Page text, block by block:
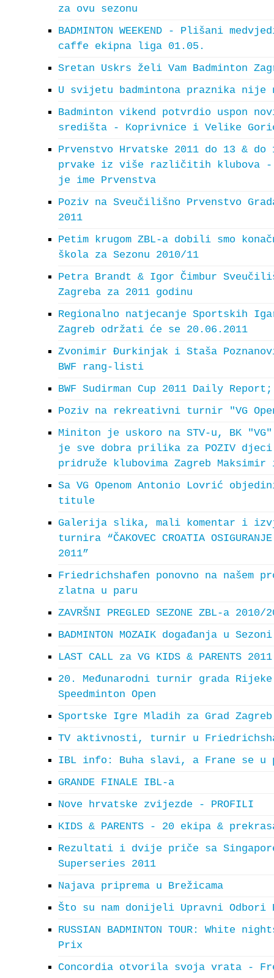
za ovu sezonu
BADMINTON WEEKEND - Plišani
caffe ekipna liga 01.05.
Sretan Uskrs želi Vam Badminton
U svijetu badmintona praznika
Badminton vikend potvrdio uspon
središta - Koprivnice i Velike
Prvenstvo Hrvatske 2011 do 13 &
prvake iz više različitih klubova -
je ime Prvenstva
Poziv na Sveučilišno Prvenstvo
2011
Petim krugom ZBL-a dobili smo
škola za Sezonu 2010/11
Petra Brandt & Igor Čimbur
Zagreba za 2011 godinu
Regionalno natjecanje Sportskih
Zagreb održati će se 20.06.2011
Zvonimir Đurkinjak i Staša
BWF rang-listi
BWF Sudirman Cup 2011 Daily
Poziv na rekreativni turnir "VG
Miniton je uskoro na STV-u, BK
je sve dobra prilika za POZIV
pridruže klubovima Zagreb Maksimir
Sa VG Openom Antonio Lovrić
titule
Galerija slika, mali komentar i
turnira “ČAKOVEC CROATIA OSIGURANJE
2011”
Friedrichshafen ponovno na našem
zlatna u paru
ZAVRŠNI PREGLED SEZONE ZBL-a 2010/
BADMINTON MOZAIK događanja u
LAST CALL za VG KIDS & PARENTS 2011
20. Međunarodni turnir grada
Speedminton Open
Sportske Igre Mladih za Grad
TV aktivnosti, turnir u
IBL info: Buha slavi, a Frane se u
GRANDE FINALE IBL-a
Nove hrvatske zvijezde - PROFILI
KIDS & PARENTS - 20 ekipa &
Rezultati i dvije priče sa Singapore
Superseries 2011
Najava priprema u Brežicama
Što su nam donijeli Upravni Odbori
RUSSIAN BADMINTON TOUR: White
Prix
Concordia otvorila svoja vrata -